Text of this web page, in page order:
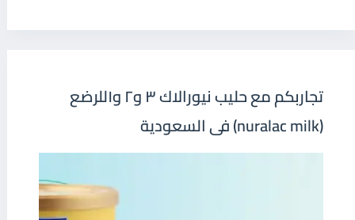
تجاربكم مع حليب نيورالاك ٣ و٢ و١للرضع
(nuralac milk) فى السعودية